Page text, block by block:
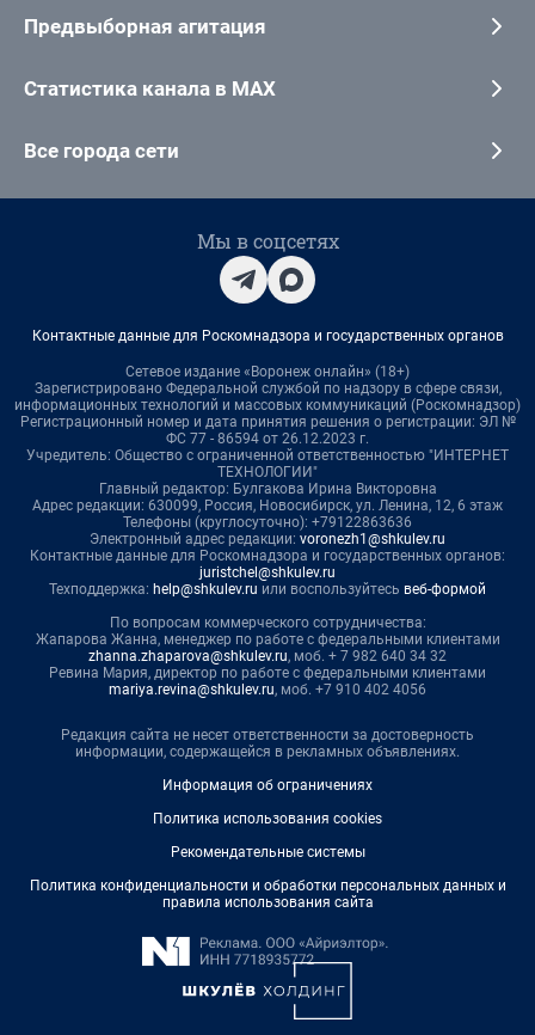
Предвыборная агитация
Статистика канала в MAX
Все города сети
Мы в соцсетях
Контактные данные для Роскомнадзора и государственных органов
Сетевое издание «Воронеж онлайн» (18+)
Зарегистрировано Федеральной службой по надзору в сфере связи,
информационных технологий и массовых коммуникаций (Роскомнадзор)
Регистрационный номер и дата принятия решения о регистрации: ЭЛ №
ФС 77 - 86594 от 26.12.2023 г.
Учредитель: Общество с ограниченной ответственностью "ИНТЕРНЕТ
ТЕХНОЛОГИИ"
Главный редактор: Булгакова Ирина Викторовна
Адрес редакции: 630099, Россия, Новосибирск, ул. Ленина, 12, 6 этаж
Телефоны (круглосуточно): +79122863636
Электронный адрес редакции: voronezh1@shkulev.ru
Контактные данные для Роскомнадзора и государственных органов:
juristchel@shkulev.ru
Техподдержка: help@shkulev.ru или воспользуйтесь веб-формой
По вопросам коммерческого сотрудничества:
Жапарова Жанна, менеджер по работе с федеральными клиентами
zhanna.zhaparova@shkulev.ru, моб. + 7 982 640 34 32
Ревина Мария, директор по работе с федеральными клиентами
mariya.revina@shkulev.ru, моб. +7 910 402 4056
Редакция сайта не несет ответственности за достоверность
информации, содержащейся в рекламных объявлениях.
Информация об ограничениях
Политика использования cookies
Рекомендательные системы
Политика конфиденциальности и обработки персональных данных и
правила использования сайта